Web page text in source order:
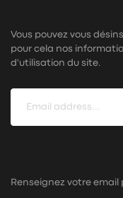
Vous pouvez vous
pour cela nos
d'utilisation du site.
Renseignez votre